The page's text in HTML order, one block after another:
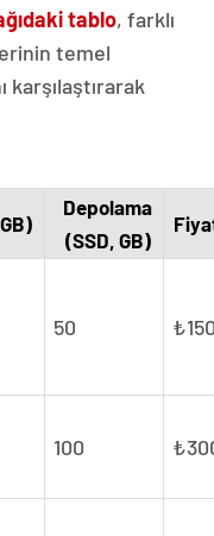
tablo, farklı
temel
karşılaştırarak
Depolama
(SSD, GB)
50
100